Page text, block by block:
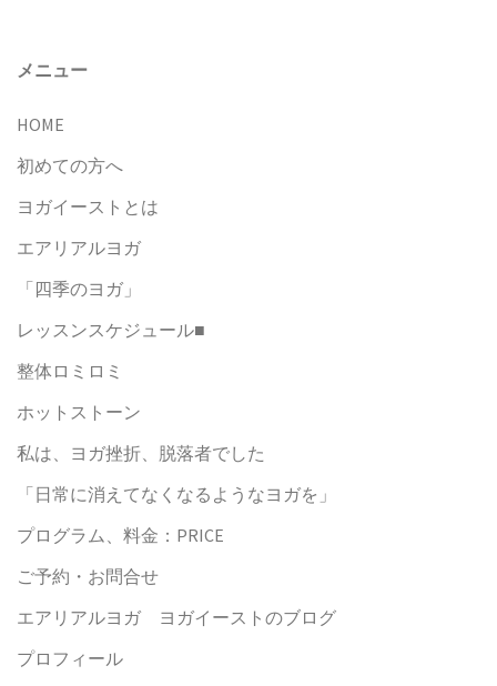
ー
ョ
ン
メニュー
HOME
初めての方へ
ヨガイーストとは
エアリアルヨガ
「四季のヨガ」
レッスンスケジュール■
整体ロミロミ
ホットストーン
私は、ヨガ挫折、脱落者でした
「日常に消えてなくなるようなヨガを」
プログラム、料金：PRICE
ご予約・お問合せ
エアリアルヨガ ヨガイーストのブログ
プロフィール